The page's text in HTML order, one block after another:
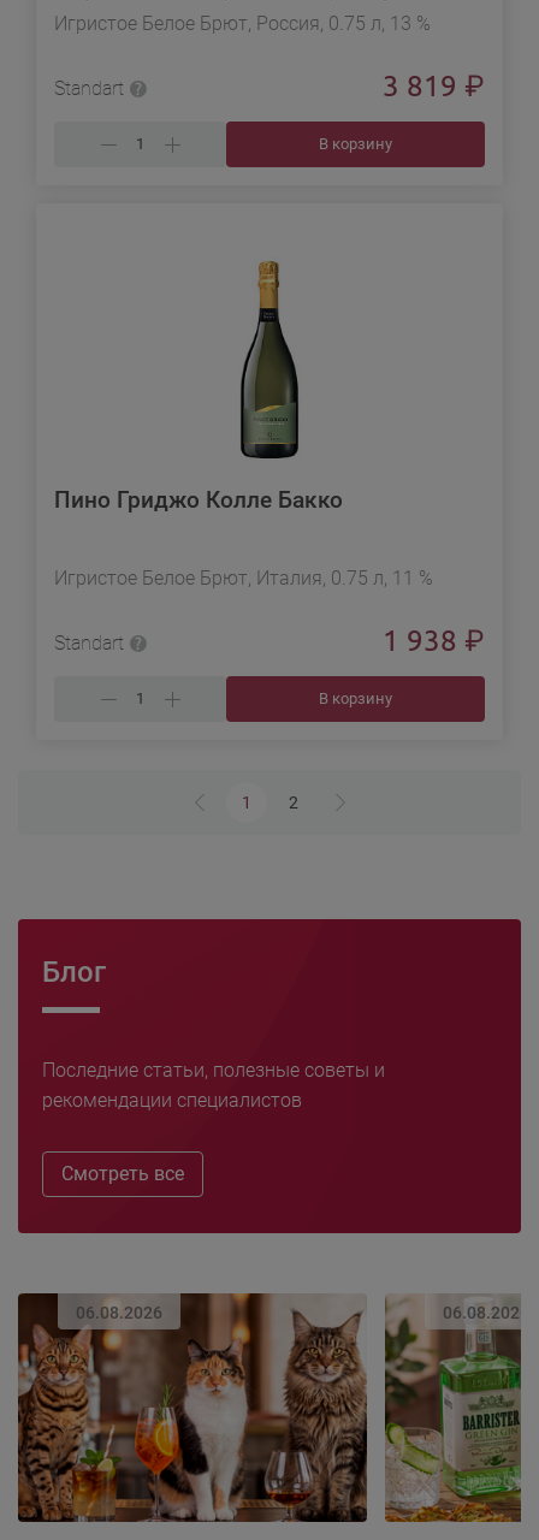
Игристое Белое Брют, Россия, 0.75 л, 13 %
Standart 3 819 ₽
В корзину
Пино Гриджо Колле Бакко
Игристое Белое Брют, Италия, 0.75 л, 11 %
Standart 1 938 ₽
В корзину
1 2
Блог
Последние статьи, полезные советы и
рекомендации специалистов
Смотреть все
06.08.2026 06.08.2026